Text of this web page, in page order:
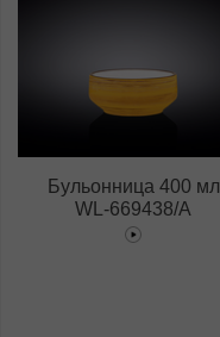
Бульонница 400 мл
WL‑669438/A